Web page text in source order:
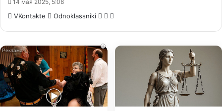
14 мая 2025, 5:08
VKontakte Odnoklassniki WhatsApp
Telegram
i